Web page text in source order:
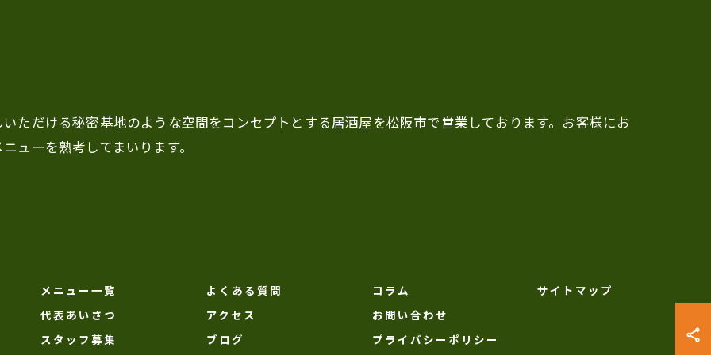
ただける秘密基地のような空間をコンセプトとする居酒屋を松阪市で営業しております。お客様にお
ューを熟考してまいります。
メニュー一覧
代表あいさつ
スタッフ募集
よくある質問
アクセス
ブログ
コラム
お問い合わせ
プライバシーポリシー
サイトマップ